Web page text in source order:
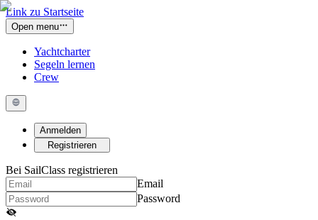
Link zu Startseite
Open menu
Yachtcharter
Segeln lernen
Crew
Anmelden
Registrieren
Bei SailClass registrieren
Email
Password